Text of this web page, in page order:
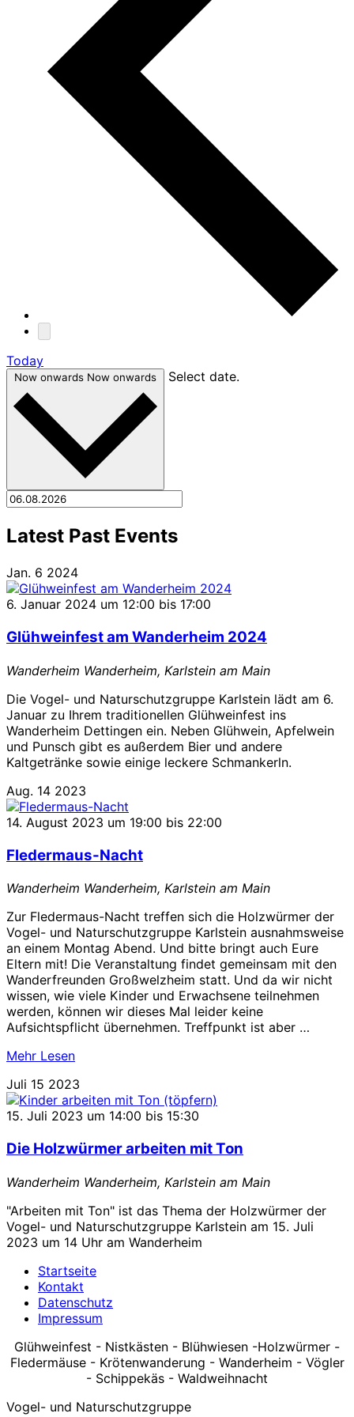
Today
Now onwards Now onwards Select date.
Latest Past Events
Jan. 6 2024
6. Januar 2024 um 12:00 bis 17:00
Glühweinfest am Wanderheim 2024
Wanderheim Wanderheim, Karlstein am Main
Die Vogel- und Naturschutzgruppe Karlstein lädt am 6.
Januar zu Ihrem traditionellen Glühweinfest ins
Wanderheim Dettingen ein. Neben Glühwein, Apfelwein
und Punsch gibt es außerdem Bier und andere
Kaltgetränke sowie einige leckere Schmankerln.
Aug. 14 2023
14. August 2023 um 19:00 bis 22:00
Fledermaus-Nacht
Wanderheim Wanderheim, Karlstein am Main
Zur Fledermaus-Nacht treffen sich die Holzwürmer der
Vogel- und Naturschutzgruppe Karlstein ausnahmsweise
an einem Montag Abend. Und bitte bringt auch Eure
Eltern mit! Die Veranstaltung findet gemeinsam mit den
Wanderfreunden Großwelzheim statt. Und da wir nicht
wissen, wie viele Kinder und Erwachsene teilnehmen
werden, können wir dieses Mal leider keine
Aufsichtspflicht übernehmen. Treffpunkt ist aber …
Mehr über
Nacht"
Lesen
Juli 15 2023
15. Juli 2023 um 14:00 bis 15:30
Die Holzwürmer arbeiten mit Ton
Wanderheim Wanderheim, Karlstein am Main
"Arbeiten mit Ton" ist das Thema der Holzwürmer der
Vogel- und Naturschutzgruppe Karlstein am 15. Juli
2023 um 14 Uhr am Wanderheim
Startseite
Kontakt
Datenschutz
Impressum
Glühweinfest - Nistkästen - Blühwiesen -Holzwürmer -
Fledermäuse - Krötenwanderung - Wanderheim - Vögler
- Schippekäs - Waldweihnacht
Vogel- und Naturschutzgruppe